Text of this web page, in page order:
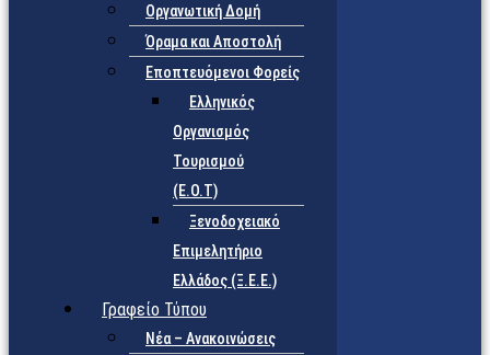
Οργανωτική Δομή
Όραμα και Αποστολή
Εποπτευόμενοι Φορείς
Eλληνικός
Οργανισμός
Τουρισμού
(Ε.Ο.Τ)
Ξενοδοχειακό
Επιμελητήριο
Ελλάδος (Ξ.Ε.Ε.)
Γραφείο Τύπου
Νέα – Ανακοινώσεις